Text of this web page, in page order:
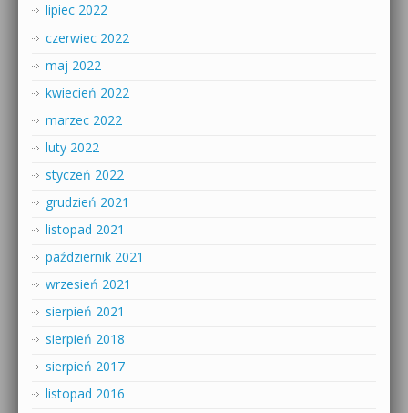
lipiec 2022
czerwiec 2022
maj 2022
kwiecień 2022
marzec 2022
luty 2022
styczeń 2022
grudzień 2021
listopad 2021
październik 2021
wrzesień 2021
sierpień 2021
sierpień 2018
sierpień 2017
listopad 2016